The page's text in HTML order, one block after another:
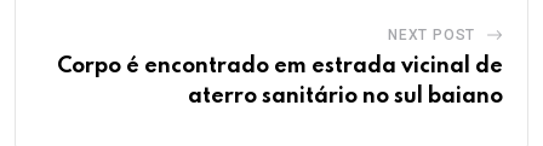
NEXT POST
Corpo é encontrado em estrada vicinal de
aterro sanitário no sul baiano